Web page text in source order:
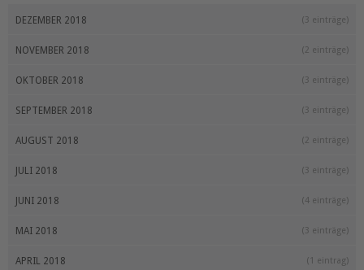
DEZEMBER 2018 (3 einträge)
NOVEMBER 2018 (2 einträge)
OKTOBER 2018 (3 einträge)
SEPTEMBER 2018 (3 einträge)
AUGUST 2018 (2 einträge)
JULI 2018 (3 einträge)
JUNI 2018 (4 einträge)
MAI 2018 (3 einträge)
APRIL 2018 (1 eintrag)